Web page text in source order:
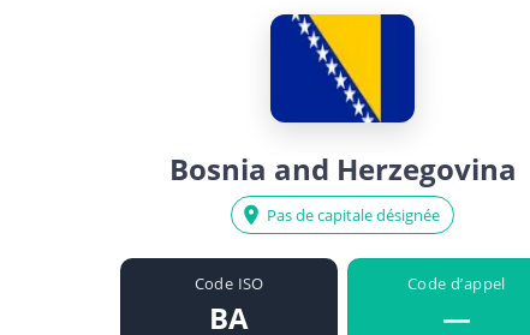
Bosnia and Herzegovina
Pas de capitale désignée
Code ISO
BA
Code d’appel
—